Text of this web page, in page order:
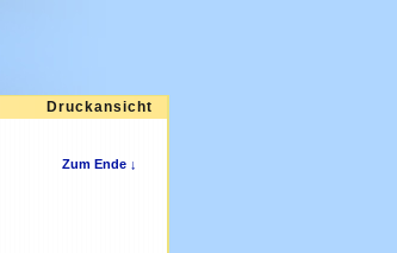
Druckansicht
Zum Ende ↓